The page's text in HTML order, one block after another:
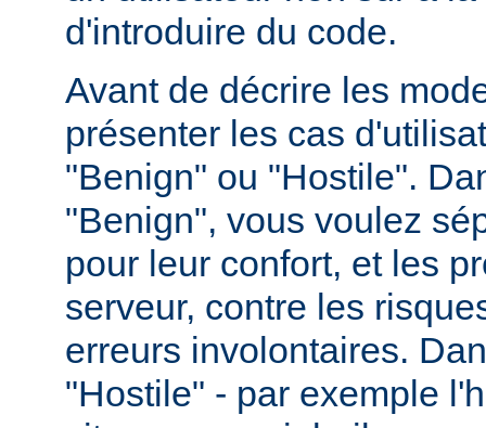
d'introduire du code.
Avant de décrire les
présenter les cas
"Benign" ou "Hostile".
"Benign", vous voulez
pour leur confort, et les
serveur, contre les
erreurs involontaires.
"Hostile" - par exemple